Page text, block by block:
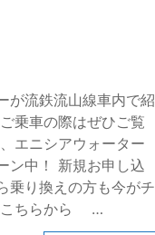
が流鉄流山線車内で紹
乗車の際はぜひご覧
エニシアウォーター
ン中！ 新規お申し込
乗り換えの方も今がチ
こちらから …